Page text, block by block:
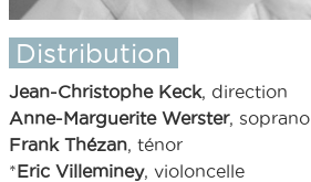
Distribution
Jean-Christophe Keck, direction
Anne-Marguerite Werster, soprano
Frank Thézan, ténor
*Eric Villeminey, violoncelle